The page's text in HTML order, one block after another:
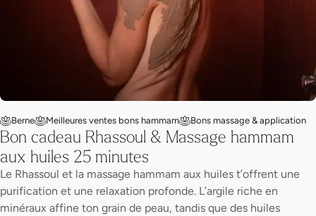
Berne Meilleures ventes bons hammam Bons massage & application
Bon cadeau Rhassoul & Massage hammam
aux huiles 25 minutes
Le Rhassoul et la massage hammam aux huiles t’offrent une
purification et une relaxation profonde. L’argile riche en
minéraux affine ton grain de peau, tandis que des huiles